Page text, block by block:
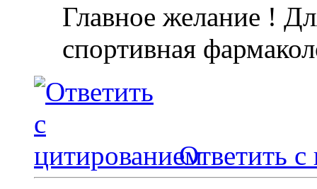
Главное желание !
спортивная
Ответить с